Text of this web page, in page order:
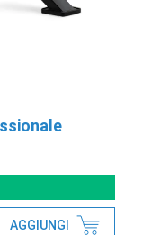
AGGIUNGI